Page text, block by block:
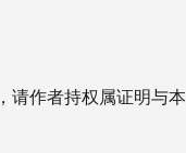
请作者持权属证明与本